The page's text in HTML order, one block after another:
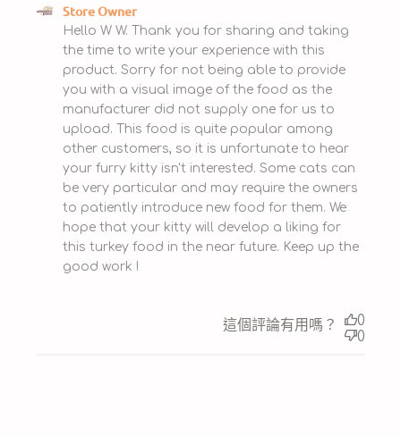
Comments by Store Owner on Review by Store
Owner on Mon Sep 11 2023
Store Owner
Hello W W. Thank you for sharing and taking
the time to write your experience with this
product. Sorry for not being able to provide
you with a visual image of the food as the
manufacturer did not supply one for us to
upload. This food is quite popular among
other customers, so it is unfortunate to hear
your furry kitty isn't interested. Some cats can
be very particular and may require the owners
to patiently introduce new food for them. We
hope that your kitty will develop a liking for
this turkey food in the near future. Keep up the
good work !
這個評論有用嗎？
0
0